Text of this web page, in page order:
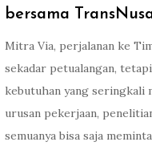
bersama
Mitra Via, perjalanan ke
sekadar petualangan,
kebutuhan yang seringkali
urusan pekerjaan,
semuanya bisa saja